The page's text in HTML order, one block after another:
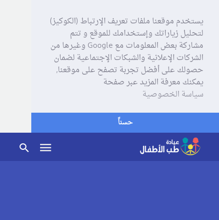
يستخدم موقعنا ملفات تعريف الإرتباط (الكوكيز)
لتحليل زياراتك وإستخدامك للموقع و تتم
مشاركة بعض المعلومات مع Google وغيرها من
الشركات الإعلانية والشبكات الإجتماعية لضمان
حصولك على أفضل تجربة تصفح على موقعنا,
يمكنك معرفة المزيد عبر صفحة
سياسة الخصوصية
حسناً